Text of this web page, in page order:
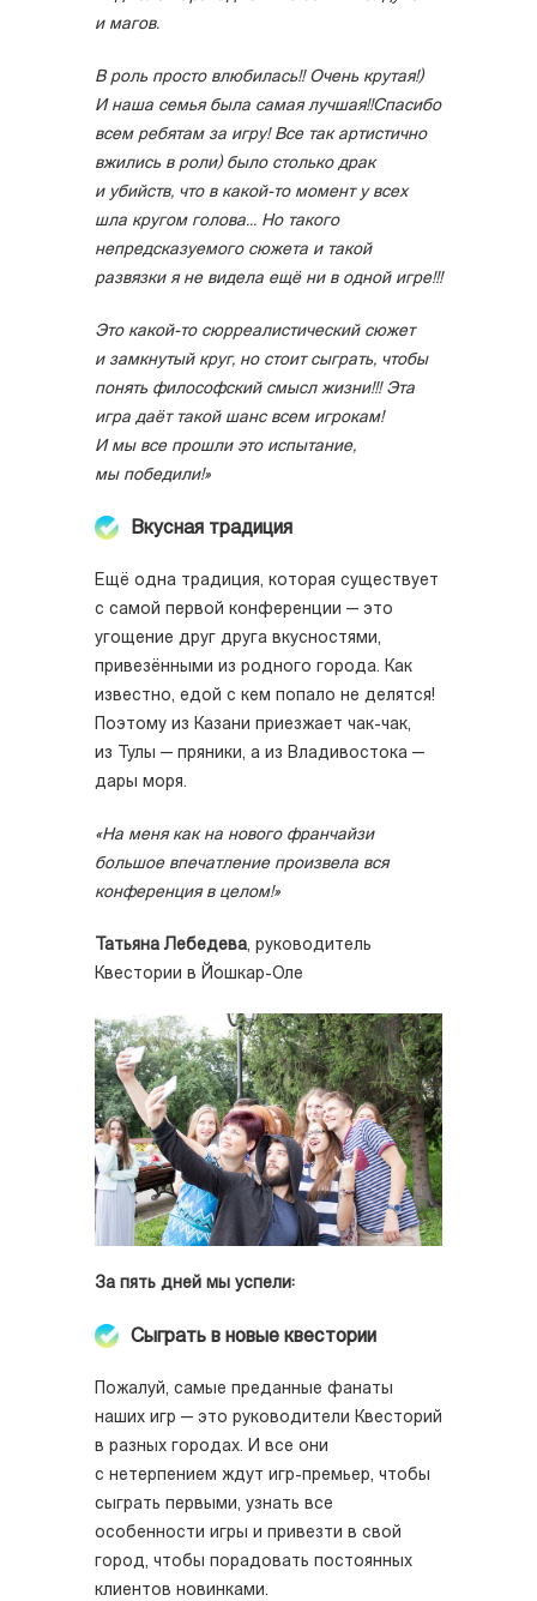
и магов.
В роль просто влюбилась!! Очень крутая!)
И наша семья была самая лучшая!!Спасибо
всем ребятам за игру! Все так артистично
вжились в роли) было столько драк
и убийств, что в какой-то момент у всех
шла кругом голова... Но такого
непредсказуемого сюжета и такой
развязки я не видела ещё ни в одной игре!!!
Это какой-то сюрреалистический сюжет
и замкнутый круг, но стоит сыграть, чтобы
понять философский смысл жизни!!! Эта
игра даёт такой шанс всем игрокам!
И мы все прошли это испытание,
мы победили!»
Вкусная традиция
Ещё одна традиция, которая существует
с самой первой конференции — это
угощение друг друга вкусностями,
привезёнными из родного города. Как
известно, едой с кем попало не делятся!
Поэтому из Казани приезжает чак-чак,
из Тулы — пряники, а из Владивостока —
дары моря.
«На меня как на нового франчайзи
большое впечатление произвела вся
конференция в целом!»
Татьяна Лебедева, руководитель
Квестории в Йошкар-Оле
За пять дней мы успели:
Сыграть в новые квестории
Пожалуй, самые преданные фанаты
наших игр — это руководители Квесторий
в разных городах. И все они
с нетерпением ждут игр-премьер, чтобы
сыграть первыми, узнать все
особенности игры и привезти в свой
город, чтобы порадовать постоянных
клиентов новинками.